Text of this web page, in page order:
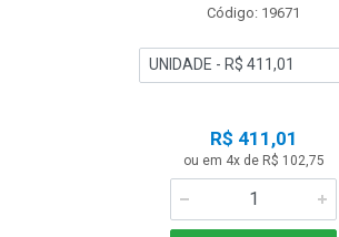
Código: 19671
R$ 411,01
ou em 4x de R$ 102,75